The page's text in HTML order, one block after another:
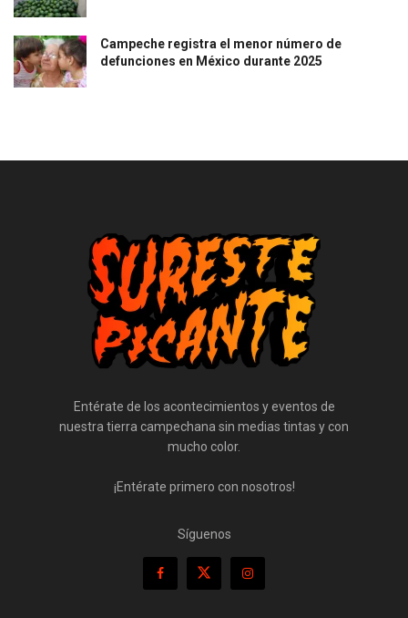
Campeche registra el menor número de
defunciones en México durante 2025
Entérate de los acontecimientos y eventos de
nuestra tierra campechana sin medias tintas y con
mucho color.
¡Entérate primero con nosotros!
Síguenos